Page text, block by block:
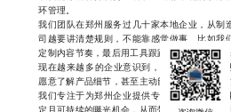
环管理。
我们团队在郑州服务过几十家本地企业，从
司越要讲清楚规则，不能靠感觉做事。比如
定制内容节奏，最后用工具跟踪数据波动，确
现在越来越多的企业意识到，SEO不只是技
愿意了解产品细节，甚至主动留下联系方式，
我们专注于为郑州企业提供专业、透明、可
定且可持续的曝光机会，从而带动品牌公信力